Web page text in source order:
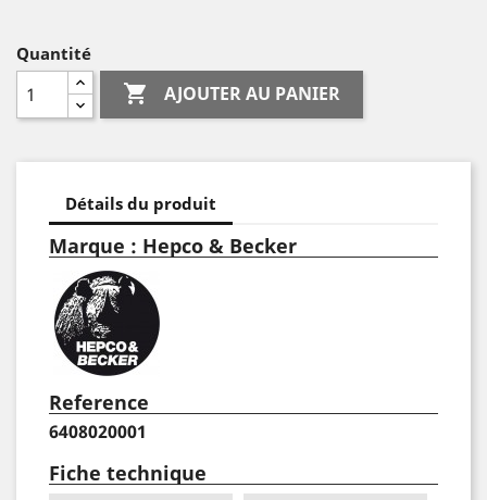
Quantité
 AJOUTER AU PANIER
Détails du produit
Marque : Hepco & Becker
Reference
6408020001
Fiche technique